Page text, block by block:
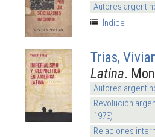
Autores
Índice
Trias,
Latina.
Autores
Revolución
1973)
Relaciones